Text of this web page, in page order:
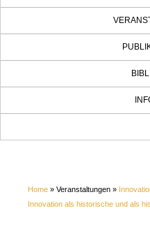
Home » Veranstaltungen »
Innovation als historische und als